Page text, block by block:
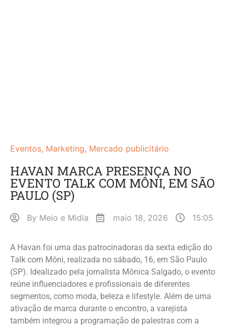
Eventos, Marketing, Mercado publicitário
HAVAN MARCA PRESENÇA NO
EVENTO TALK COM MÔNI, EM SÃO
PAULO (SP)
By Meio e Midia maio 18, 2026 15:05
A Havan foi uma das patrocinadoras da sexta edição do
Talk com Môni, realizada no sábado, 16, em São Paulo
(SP). Idealizado pela jornalista Mônica Salgado, o evento
reúne influenciadores e profissionais de diferentes
segmentos, como moda, beleza e lifestyle. Além de uma
ativação de marca durante o encontro, a varejista
também integrou a programação de palestras com a